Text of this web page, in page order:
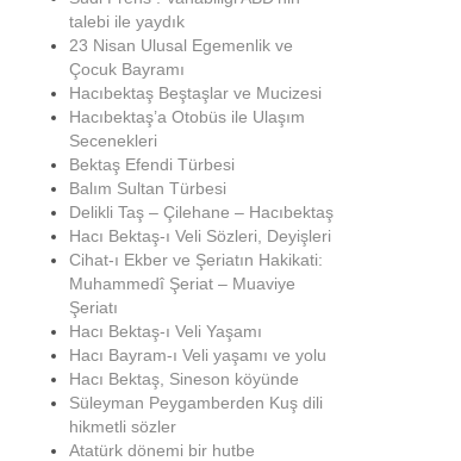
talebi ile yaydık
23 Nisan Ulusal Egemenlik ve
Çocuk Bayramı
Hacıbektaş Beştaşlar ve Mucizesi
Hacıbektaş’a Otobüs ile Ulaşım
Secenekleri
Bektaş Efendi Türbesi
Balım Sultan Türbesi
Delikli Taş – Çilehane – Hacıbektaş
Hacı Bektaş-ı Veli Sözleri, Deyişleri
Cihat-ı Ekber ve Şeriatın Hakikati:
Muhammedî Şeriat – Muaviye
Şeriatı
Hacı Bektaş-ı Veli Yaşamı
Hacı Bayram-ı Veli yaşamı ve yolu
Hacı Bektaş, Sineson köyünde
Süleyman Peygamberden Kuş dili
hikmetli sözler
Atatürk dönemi bir hutbe